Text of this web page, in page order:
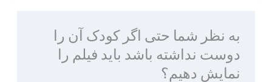
به نظر شما حتی اگر کودک آن را
دوست نداشته باشد باید فیلم را
نمایش دهیم؟